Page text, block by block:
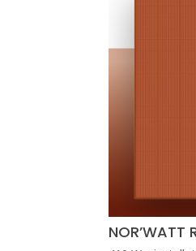
NOR’WATT